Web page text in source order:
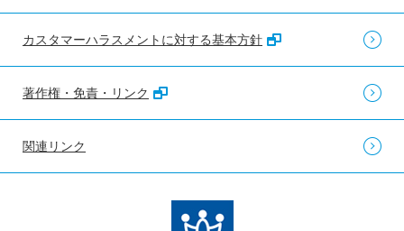
カスタマーハラスメントに対する基本方針
著作権・免責・リンク
関連リンク